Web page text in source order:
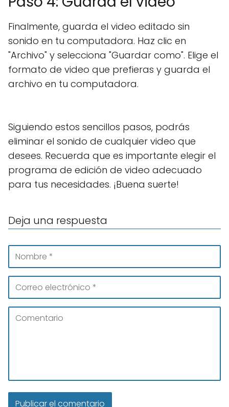
Finalmente, guarda el video editado sin
sonido en tu computadora. Haz clic en
"Archivo" y selecciona "Guardar como". Elige el
formato de video que prefieras y guarda el
archivo en tu computadora.
Siguiendo estos sencillos pasos, podrás
eliminar el sonido de cualquier video que
desees. Recuerda que es importante elegir el
programa de edición de video adecuado
para tus necesidades. ¡Buena suerte!
Deja una respuesta